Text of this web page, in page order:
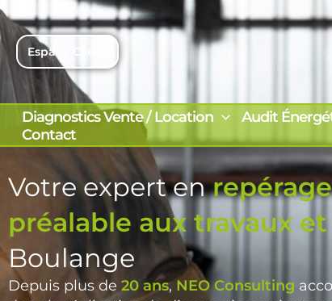
Aller
au
contenuEspace Client
Diagnostics Vente / Location Audit
Contact
Votre expert en
préalable aux travaux
Boulange
Depuis plus de 20 ans,NEO Consulting